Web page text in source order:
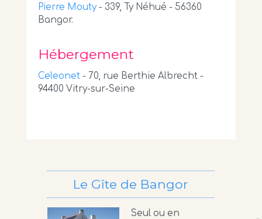
Pierre Mouty- 339, Ty Néhué - 56360
Bangor.
Hébergement
Celeonet- 70, rue Berthie Albrecht -
94400 Vitry-sur-Seine
Le Gîte de Bangor
Seul ou en